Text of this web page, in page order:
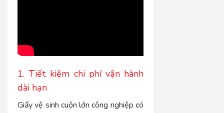
1. Tiết kiệm chi phí vận hành
dài hạn
Giấy vệ sinh cuộn lớn công nghiệp có